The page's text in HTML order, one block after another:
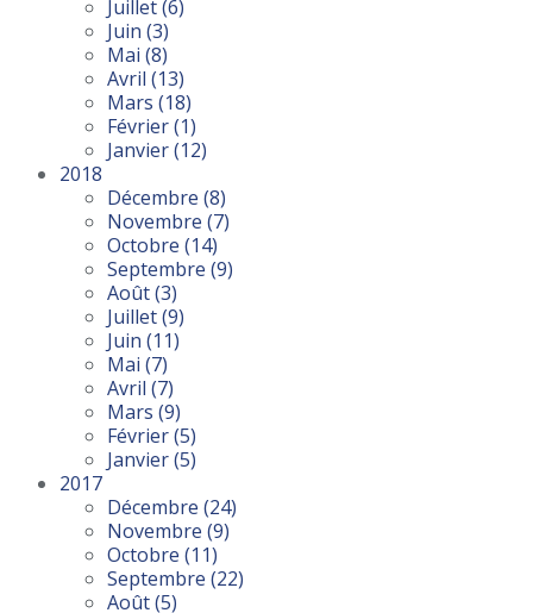
Juillet(6)
Juin (3)
Mai (8)
Avril (13)
Mars (18)
Février(1)
Janvier(12)
2018
Décembre (8)
Novembre (7)
Octobre (14)
Septembre (9)
Août(3)
Juillet(9)
Juin (11)
Mai (7)
Avril (7)
Mars (9)
Février(5)
Janvier(5)
2017
Décembre (24)
Novembre (9)
Octobre (11)
Septembre (22)
Août(5)